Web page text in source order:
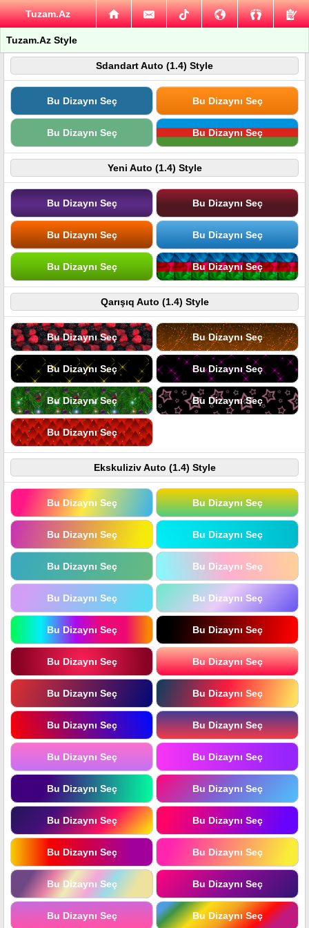
Tuzam.Az
Tuzam.Az Style
Sdandart Auto (1.4) Style
Bu Dizaynı Seç Bu Dizaynı Seç
Bu Dizaynı Seç Bu Dizaynı Seç
Yeni Auto (1.4) Style
Bu Dizaynı Seç Bu Dizaynı Seç
Bu Dizaynı Seç Bu Dizaynı Seç
Bu Dizaynı Seç Bu Dizaynı Seç
Qarışıq Auto (1.4) Style
Bu Dizaynı Seç Bu Dizaynı Seç
Bu Dizaynı Seç Bu Dizaynı Seç
Bu Dizaynı Seç Bu Dizaynı Seç
Bu Dizaynı Seç
Ekskuliziv Auto (1.4) Style
Bu Dizaynı Seç Bu Dizaynı Seç
Bu Dizaynı Seç Bu Dizaynı Seç
Bu Dizaynı Seç Bu Dizaynı Seç
Bu Dizaynı Seç Bu Dizaynı Seç
Bu Dizaynı Seç Bu Dizaynı Seç
Bu Dizaynı Seç Bu Dizaynı Seç
Bu Dizaynı Seç Bu Dizaynı Seç
Bu Dizaynı Seç Bu Dizaynı Seç
Bu Dizaynı Seç Bu Dizaynı Seç
Bu Dizaynı Seç Bu Dizaynı Seç
Bu Dizaynı Seç Bu Dizaynı Seç
Bu Dizaynı Seç Bu Dizaynı Seç
Bu Dizaynı Seç Bu Dizaynı Seç
Bu Dizaynı Seç Bu Dizaynı Seç